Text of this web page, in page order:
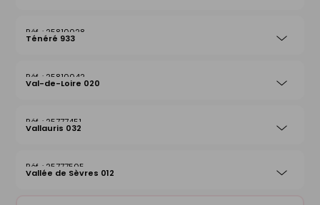
25810028
Ténéré 933
25810042
Val-de-Loire 020
25777451
Vallauris 032
25777505
Vallée de Sèvres 012